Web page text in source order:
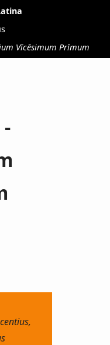
Vīcēsimum Prīmum